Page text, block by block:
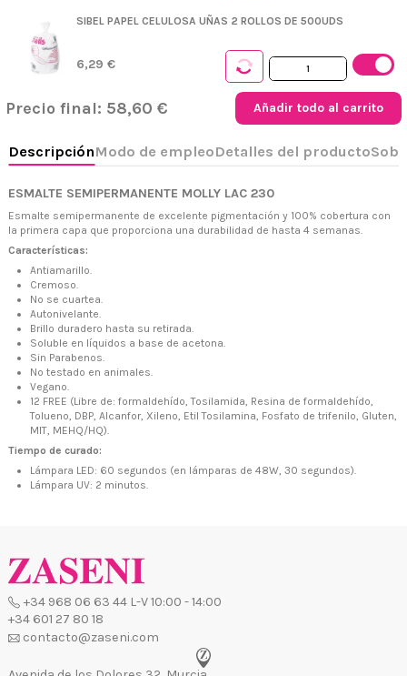
SIBEL PAPEL CELULOSA UÑAS 2 ROLLOS DE 500UDS
6,29 €
Precio final: 58,60 € Añadir todo al carrito
ESMALTE SEMIPERMANENTE MOLLY LAC 230
Esmalte semipermanente de excelente pigmentación y 100% cobertura con
la primera capa que proporciona una durabilidad de hasta 4 semanas.
Características:
Antiamarillo.
Cremoso.
No se cuartea.
Autonivelante.
Brillo duradero hasta su retirada.
Soluble en líquidos a base de acetona.
Sin Parabenos.
No testado en animales.
Vegano.
12 FREE (Libre de: formaldehído, Tosilamida, Resina de formaldehído,
Tolueno, DBP, Alcanfor, Xileno, Etil Tosilamina, Fosfato de trifenilo, Gluten,
MIT, MEHQ/HQ).
Tiempo de curado:
Lámpara LED: 60 segundos (en lámparas de 48W, 30 segundos).
Lámpara UV: 2 minutos.
+34 968 06 63 44
+34 601 27 80 18
contacto@zaseni.com
Avenida de los Dolores 32, Murcia